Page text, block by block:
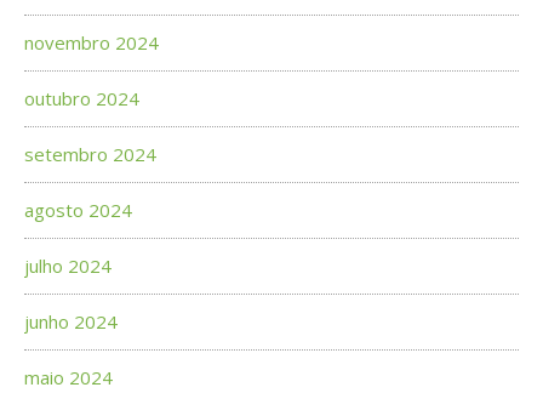
novembro 2024
outubro 2024
setembro 2024
agosto 2024
julho 2024
junho 2024
maio 2024